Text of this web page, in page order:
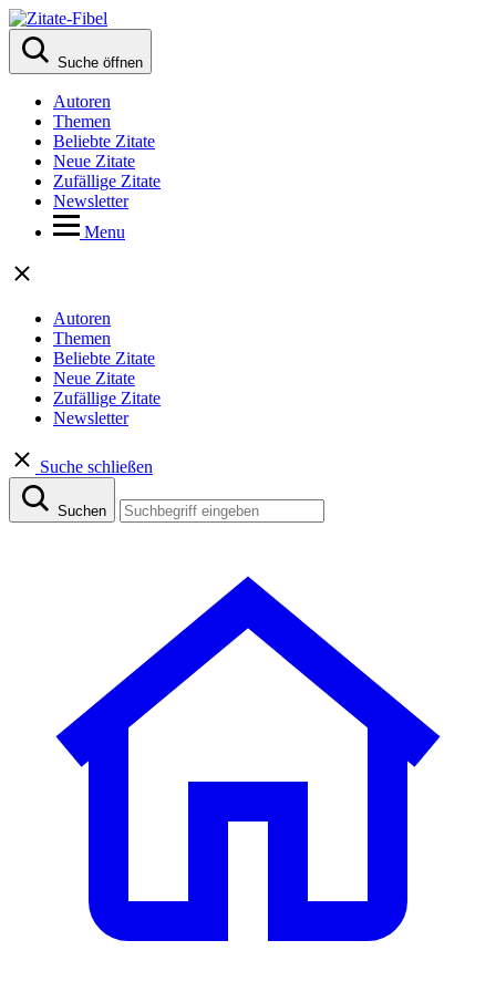
Suche öffnen
Autoren
Themen
Beliebte Zitate
Neue Zitate
Zufällige Zitate
Newsletter
Menu
Autoren
Themen
Beliebte Zitate
Neue Zitate
Zufällige Zitate
Newsletter
Suche schließen
Suchen